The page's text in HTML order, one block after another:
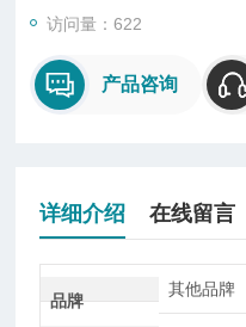
数字显示，可选单位英寸或毫
访问量：622
产品咨询
详细介绍 在线留言
品牌
其他品牌